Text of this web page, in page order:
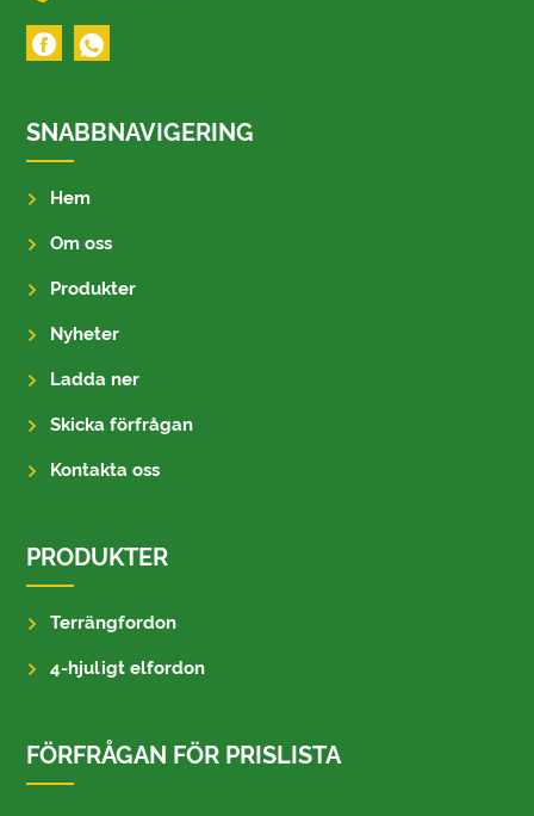
SNABBNAVIGERING
Hem
Om oss
Produkter
Nyheter
Ladda ner
Skicka förfrågan
Kontakta oss
PRODUKTER
Terrängfordon
4-hjuligt elfordon
FÖRFRÅGAN FÖR PRISLISTA